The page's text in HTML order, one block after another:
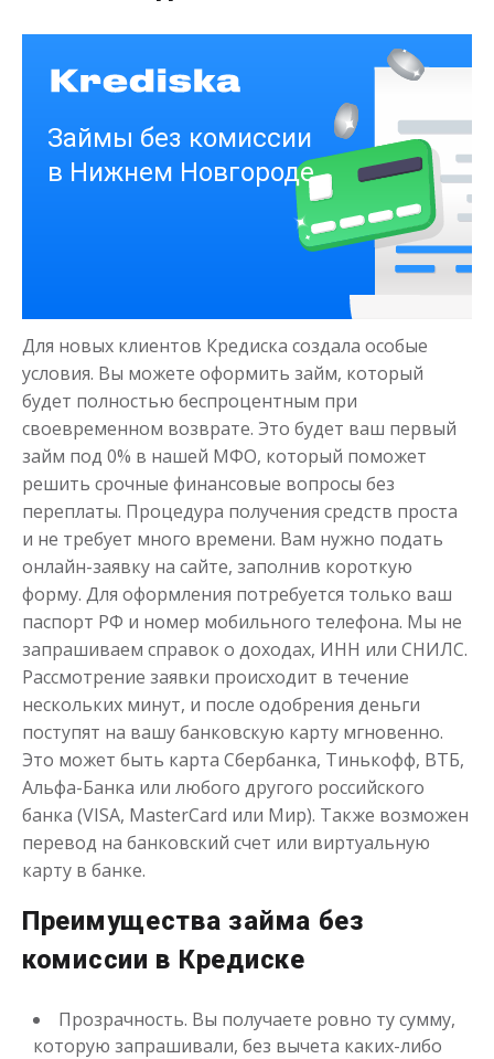
Получить
Срок от 1до 21 дня
Получить
Моментальный займ
Сумма до 50 000₽
Срок от 1до 21 дня
Получить
Одолжим до 30 дней
Сумма до50 000₽
Срок от 1до 30 дня
Для новых клиентов Кредиска создала особые
условия. Вы можете оформить займ, который
будет полностью беспроцентным при
своевременном возврате. Это будет ваш первый
займ под 0% в нашей МФО, который поможет
решить срочные финансовые вопросы без
переплаты. Процедура получения средств проста
и не требует много времени. Вам нужно подать
онлайн-заявку на сайте, заполнив короткую
форму. Для оформления потребуется только ваш
паспорт РФ и номер мобильного телефона. Мы не
запрашиваем справок о доходах, ИНН или СНИЛС.
Рассмотрение заявки происходит в течение
нескольких минут, и после одобрения деньги
поступят на вашу банковскую карту мгновенно.
Это может быть карта Сбербанка, Тинькофф, ВТБ,
Альфа-Банка или любого другого российского
банка (VISA, MasterCard или Мир). Также возможен
перевод на банковский счет или виртуальную
карту в банке.
Преимущества займа без
комиссии в Кредиске
Прозрачность. Вы получаете ровно ту сумму,
которую запрашивали, без вычета каких-либо